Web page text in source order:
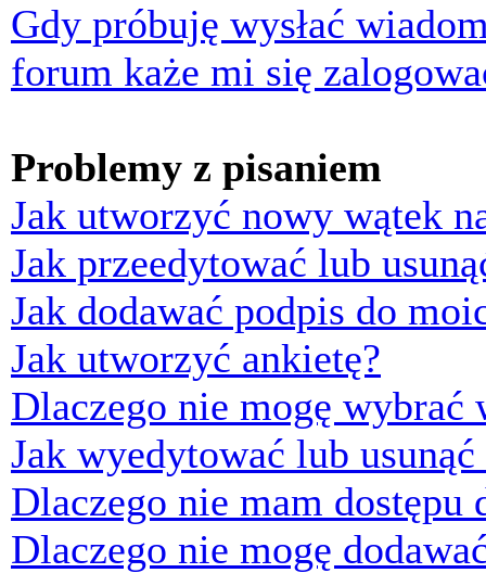
Gdy próbuję wysłać
forum każe mi się
Problemy z pisaniem
Jak utworzyć nowy wątek
Jak przeedytować lub
Jak dodawać podpis do
Jak utworzyć ankietę?
Dlaczego nie mogę wybrać
Jak wyedytować lub usunąć
Dlaczego nie mam dostępu
Dlaczego nie mogę